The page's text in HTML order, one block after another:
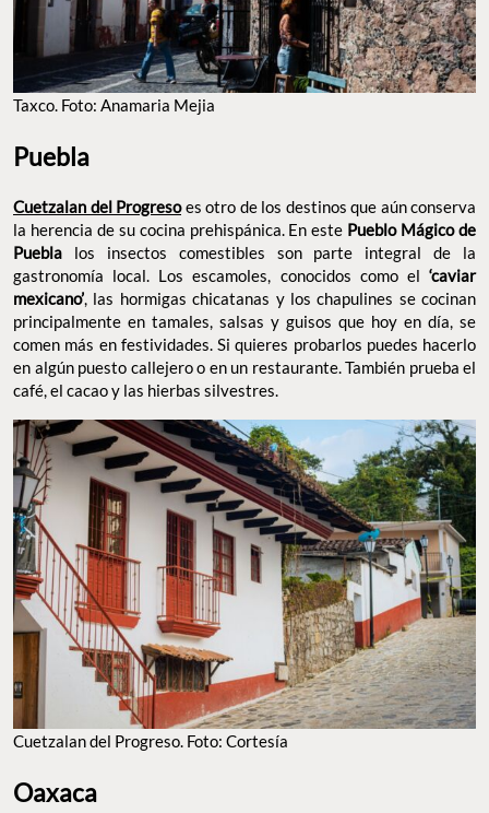
Taxco. Foto: Anamaria Mejia
Puebla
Cuetzalan del Progresoes otro de los destinos que aún conserva
la herencia de su cocina prehispánica. En este Pueblo Mágico de
Puebla los insectos comestibles son parte integral de la
gastronomía local. Los escamoles, conocidos como el ‘caviar
mexicano’, las hormigas chicatanas y los chapulines se cocinan
principalmente en tamales, salsas y guisos que hoy en día, se
comen más en festividades. Si quieres probarlos puedes hacerlo
en algún puesto callejero o en un restaurante. También prueba el
café, el cacao y las hierbas silvestres.
Cuetzalan del Progreso. Foto: Cortesía
Oaxaca